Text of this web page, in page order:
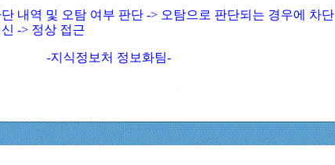
내역 및 오탐 여부 판단 -> 오탐으로 판단되는 경우에 차단
-> 정상 접근
-지식정보처 정보화팀-